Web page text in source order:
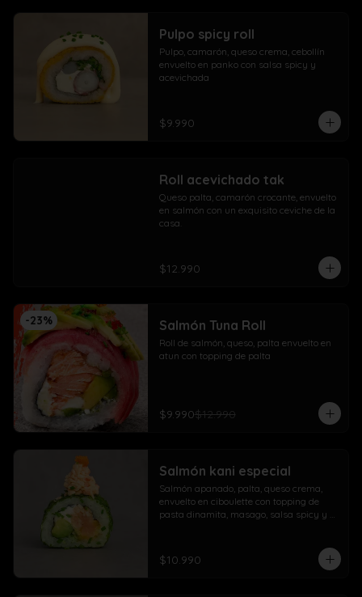
Pulpo spicy roll
Pulpo, camarón, queso crema, cebollín
envuelto en panko con salsa spicy y
acevichada
$9.990
Roll acevichado tak
Queso palta, camarón crocante, envuelto
en salmón con un exquisito ceviche de la
casa.
$12.990
-23% Salmón Tuna Roll
Roll de salmón, queso, palta envuelto en
atun con topping de palta
$9.990$12.990
Salmón kani especial
Salmón apanado, palta, queso crema,
envuelto en ciboulette con topping de
pasta dinamita, masago, salsa spicy y
$10.990